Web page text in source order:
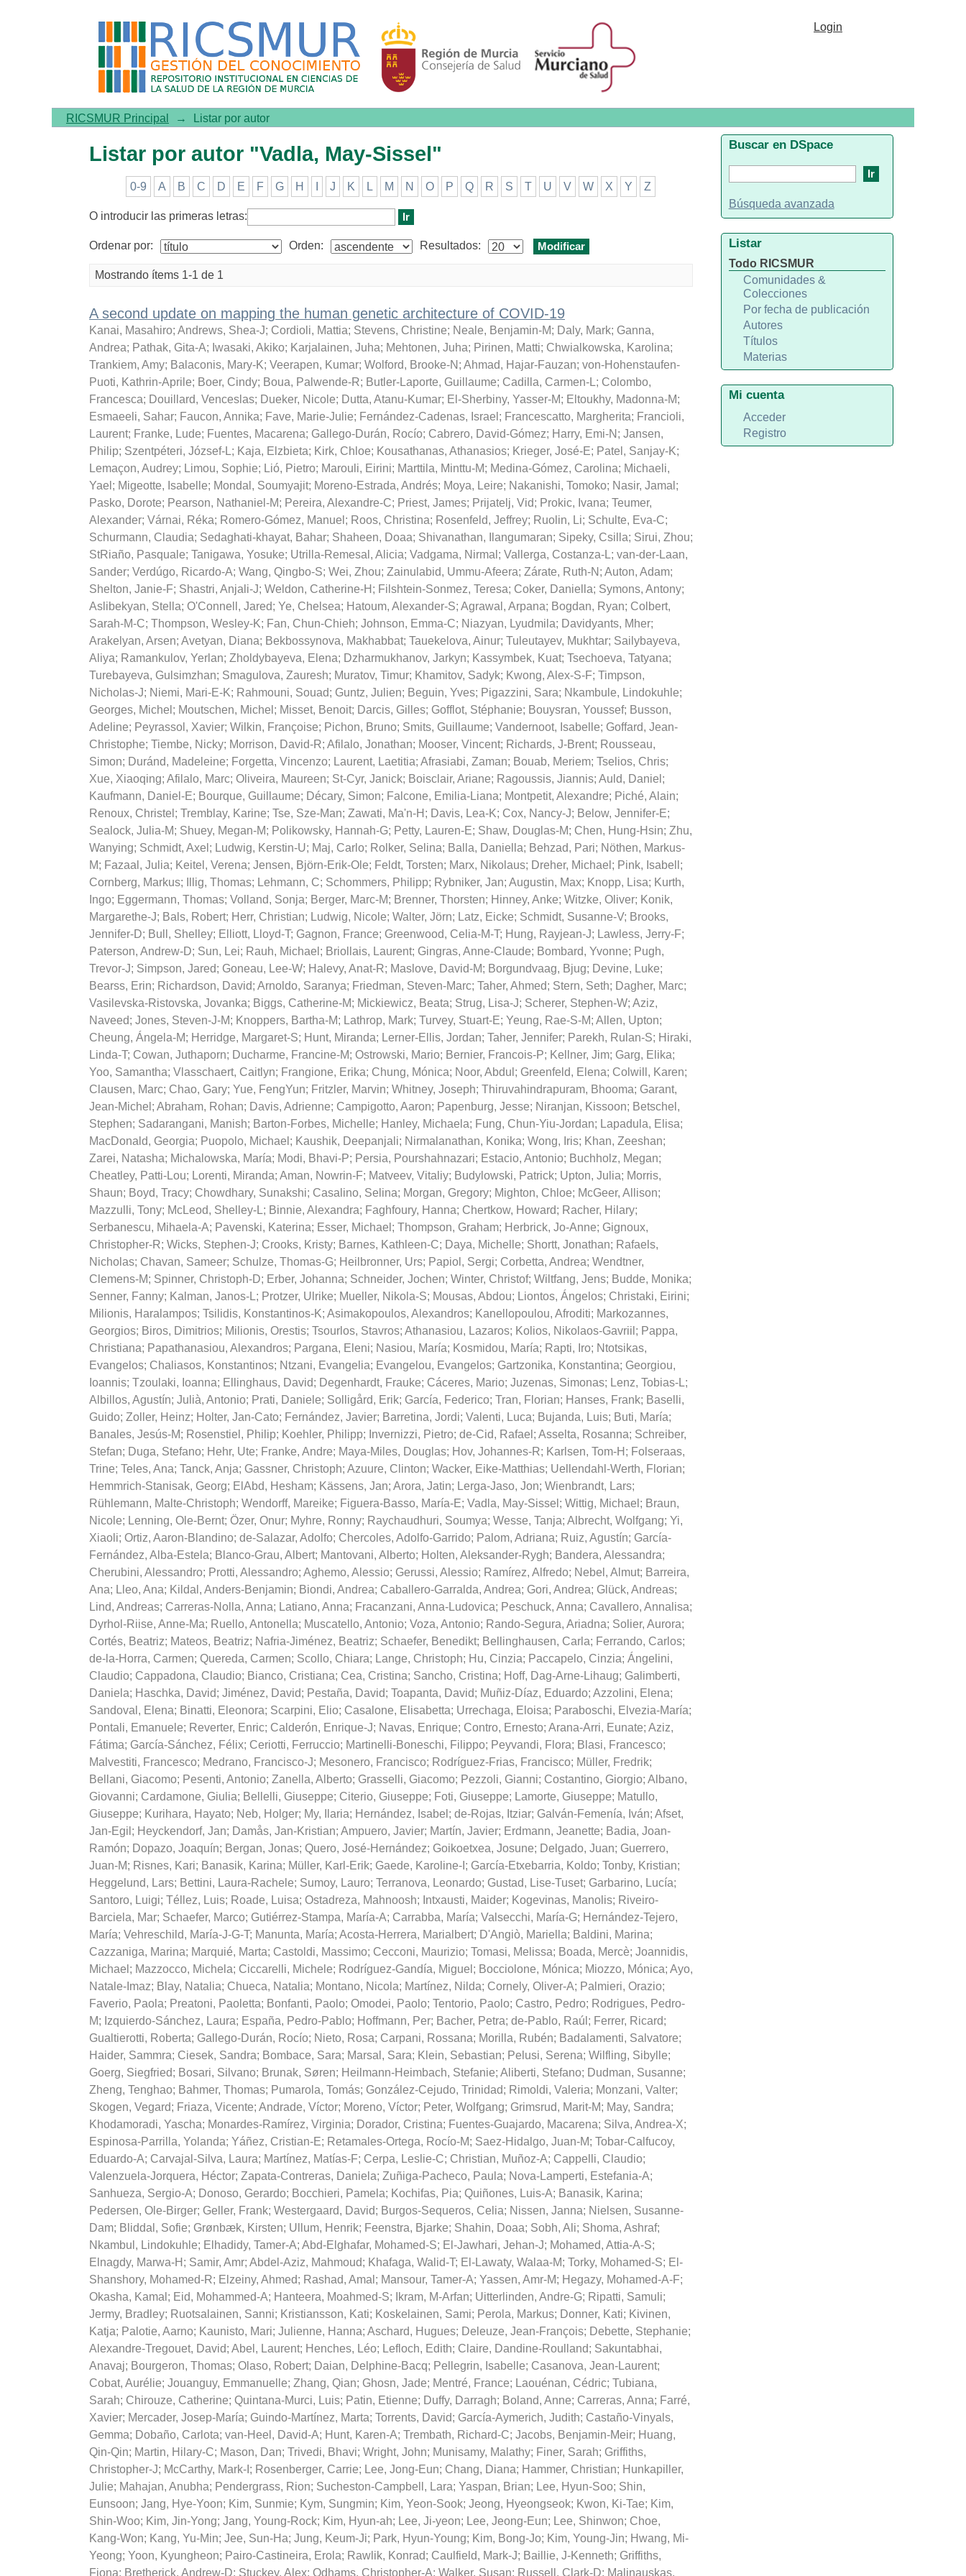
Listar por autor "Vadla, May-Sissel" Login
RICSMUR Principal → Listar por autor
Listar por autor "Vadla, May-Sissel"
0-9 A B C D E F G H J K L M N O P Q R S T U V W X Y Z
O introducir las primeras letras:
Ordenar por: Orden: Resultados:
Mostrando ítems 1-1 de 1
A second update on mapping the human genetic architecture of COVID-19
Kanai, Masahiro; Andrews, Shea-J; Cordioli, Mattia; Stevens, Christine; Neale, Benjamin-M; Daly, Mark; Ganna,
Andrea; Pathak, Gita-A; Iwasaki, Akiko; Karjalainen, Juha; Mehtonen, Juha; Pirinen, Matti; Chwialkowska, Karolina;
Trankiem, Amy; Balaconis, Mary-K; Veerapen, Kumar; Wolford, Brooke-N ; Ahmad, Hajar-Fauzan; von-Hohenstaufen-
Puoti, Kathrin-Aprile; Boer, Cindy; Boua, Palwende-R; Butler-Laporte, Guillaume; Cadilla, Carmen-L; Colombo,
Francesca; Douillard, Venceslas; Dueker, Nicole; Dutta, Atanu-Kumar; El-Sherbiny, Yasser-M; Eltoukhy, Madonna-M;
Esmaeeli, Sahar; Faucon, Annika; Fave, Marie-Julie; Fernández-Cadenas, Israel ; Francescatto, Margherita; Francioli,
Laurent; Franke, Lude; Fuentes, Macarena; Gallego-Durán, Rocío; Cabrero, David-Gómez; Harry, Emi-N ; Jansen,
Philip; Szentpéteri, József-L; Kaja, Elzbieta; Kirk, Chloe; Kousathanas, Athanasios; Krieger, José-E; Patel, Sanjay-K;
Lemaçon, Audrey; Limou, Sophie; Lió, Pietro; Marouli, Eirini; Marttila, Minttu-M; Medina-Gómez, Carolina; Michaeli,
Yael ; Migeotte, Isabelle; Mondal, Soumyajit; Moreno-Estrada, Andrés; Moya, Leire; Nakanishi, Tomoko; Nasir, Jamal ;
Pasko, Dorote; Pearson, Nathaniel-M; Pereira, Alexandre-C; Priest, James; Prijatelj, Vid; Prokic, Ivana; Teumer,
Alexander; Várnai, Réka; Romero-Gómez, Manuel ; Roos, Christina; Rosenfeld, Jeffrey; Ruolin, Li; Schulte, Eva-C;
Schurmann, Claudia; Sedaghati-khayat, Bahar; Shaheen, Doaa; Shivanathan, Ilangumaran; Sipeky, Csilla; Sirui, Zhou;
StRiaño, Pasquale; Tanigawa, Yosuke; Utrilla-Remesal, Alicia; Vadgama, Nirmal ; Vallerga, Costanza-L; van-der-Laan,
Sander; Verdúgo, Ricardo-A; Wang, Qingbo-S; Wei, Zhou; Zainulabid, Ummu-Afeera; Zárate, Ruth-N ; Auton, Adam;
Shelton, Janie-F; Shastri, Anjali-J; Weldon, Catherine-H ; Filshtein-Sonmez, Teresa; Coker, Daniella; Symons, Antony;
Aslibekyan, Stella; O'Connell, Jared; Ye, Chelsea; Hatoum, Alexander-S; Agrawal, Arpana; Bogdan, Ryan; Colbert,
Sarah-M-C; Thompson, Wesley-K; Fan, Chun-Chieh; Johnson, Emma-C; Niazyan, Lyudmila; Davidyants, Mher;
Arakelyan, Arsen; Avetyan, Diana; Bekbossynova, Makhabbat; Tauekelova, Ainur; Tuleutayev, Mukhtar; Sailybayeva,
Aliya; Ramankulov, Yerlan; Zholdybayeva, Elena; Dzharmukhanov, Jarkyn; Kassymbek, Kuat; Tsechoeva, Tatyana;
Turebayeva, Gulsimzhan; Smagulova, Zauresh; Muratov, Timur; Khamitov, Sadyk; Kwong, Alex-S-F; Timpson,
Nicholas-J; Niemi, Mari-E-K; Rahmouni, Souad; Guntz, Julien; Beguin, Yves; Pigazzini, Sara; Nkambule, Lindokuhle;
Georges, Michel ; Moutschen, Michel ; Misset, Benoit; Darcis, Gilles; Gofflot, Stéphanie; Bouysran, Youssef; Busson,
Adeline; Peyrassol, Xavier; Wilkin, Françoise; Pichon, Bruno; Smits, Guillaume; Vandernoot, Isabelle; Goffard, Jean-
Christophe; Tiembe, Nicky; Morrison, David-R; Afilalo, Jonathan; Mooser, Vincent; Richards, J-Brent; Rousseau,
Simon; Duránd, Madeleine; Forgetta, Vincenzo; Laurent, Laetitia; Afrasiabi, Zaman; Bouab, Meriem; Tselios, Chris;
Xue, Xiaoqing; Afilalo, Marc; Oliveira, Maureen; St-Cyr, Janick; Boisclair, Ariane; Ragoussis, Jiannis; Auld, Daniel ;
Kaufmann, Daniel-E; Bourque, Guillaume; Décary, Simon; Falcone, Emilia-Liana; Montpetit, Alexandre; Piché, Alain;
Renoux, Christel ; Tremblay, Karine; Tse, Sze-Man; Zawati, Ma'n-H ; Davis, Lea-K; Cox, Nancy-J; Below, Jennifer-E;
Sealock, Julia-M; Shuey, Megan-M; Polikowsky, Hannah-G; Petty, Lauren-E; Shaw, Douglas-M; Chen, Hung-Hsin; Zhu,
Wanying; Schmidt, Axel ; Ludwig, Kerstin-U; Maj, Carlo; Rolker, Selina; Balla, Daniella; Behzad, Pari; Nöthen, Markus-
M; Fazaal, Julia; Keitel, Verena; Jensen, Björn-Erik-Ole; Feldt, Torsten; Marx, Nikolaus; Dreher, Michael ; Pink, Isabell ;
Cornberg, Markus; Illig, Thomas; Lehmann, C; Schommers, Philipp; Rybniker, Jan; Augustin, Max; Knopp, Lisa; Kurth,
Ingo; Eggermann, Thomas; Volland, Sonja; Berger, Marc-M; Brenner, Thorsten; Hinney, Anke; Witzke, Oliver; Konik,
Margarethe-J; Bals, Robert; Herr, Christian; Ludwig, Nicole; Walter, Jörn; Latz, Eicke; Schmidt, Susanne-V; Brooks,
Jennifer-D; Bull, Shelley; Elliott, Lloyd-T; Gagnon, France; Greenwood, Celia-M-T; Hung, Rayjean-J; Lawless, Jerry-F;
Paterson, Andrew-D; Sun, Lei; Rauh, Michael ; Briollais, Laurent; Gingras, Anne-Claude; Bombard, Yvonne; Pugh,
Trevor-J; Simpson, Jared; Goneau, Lee-W; Halevy, Anat-R; Maslove, David-M; Borgundvaag, Bjug; Devine, Luke;
Bearss, Erin; Richardson, David; Arnoldo, Saranya; Friedman, Steven-Marc; Taher, Ahmed; Stern, Seth; Dagher, Marc;
Vasilevska-Ristovska, Jovanka; Biggs, Catherine-M; Mickiewicz, Beata; Strug, Lisa-J; Scherer, Stephen-W; Aziz,
Naveed; Jones, Steven-J-M; Knoppers, Bartha-M; Lathrop, Mark; Turvey, Stuart-E; Yeung, Rae-S-M; Allen, Upton;
Cheung, Ángela-M; Herridge, Margaret-S; Hunt, Miranda; Lerner-Ellis, Jordan; Taher, Jennifer; Parekh, Rulan-S; Hiraki,
Linda-T; Cowan, Juthaporn; Ducharme, Francine-M; Ostrowski, Mario; Bernier, Francois-P; Kellner, Jim; Garg, Elika;
Yoo, Samantha; Vlasschaert, Caitlyn; Frangione, Erika; Chung, Mónica; Noor, Abdul ; Greenfeld, Elena; Colwill, Karen;
Clausen, Marc; Chao, Gary; Yue, FengYun; Fritzler, Marvin; Whitney, Joseph; Thiruvahindrapuram, Bhooma; Garant,
Jean-Michel ; Abraham, Rohan; Davis, Adrienne; Campigotto, Aaron; Papenburg, Jesse; Niranjan, Kissoon; Betschel,
Stephen; Sadarangani, Manish; Barton-Forbes, Michelle; Hanley, Michaela; Fung, Chun-Yiu-Jordan; Lapadula, Elisa;
MacDonald, Georgia; Puopolo, Michael ; Kaushik, Deepanjali; Nirmalanathan, Konika; Wong, Iris; Khan, Zeeshan;
Zarei, Natasha; Michalowska, María; Modi, Bhavi-P; Persia, Pourshahnazari; Estacio, Antonio; Buchholz, Megan;
Cheatley, Patti-Lou; Lorenti, Miranda; Aman, Nowrin-F; Matveev, Vitaliy; Budylowski, Patrick; Upton, Julia; Morris,
Shaun; Boyd, Tracy; Chowdhary, Sunakshi; Casalino, Selina; Morgan, Gregory; Mighton, Chloe; McGeer, Allison;
Mazzulli, Tony; McLeod, Shelley-L; Binnie, Alexandra; Faghfoury, Hanna; Chertkow, Howard; Racher, Hilary;
Serbanescu, Mihaela-A; Pavenski, Katerina; Esser, Michael ; Thompson, Graham; Herbrick, Jo-Anne; Gignoux,
Christopher-R; Wicks, Stephen-J; Crooks, Kristy; Barnes, Kathleen-C; Daya, Michelle; Shortt, Jonathan; Rafaels,
Nicholas; Chavan, Sameer; Schulze, Thomas-G; Heilbronner, Urs; Papiol, Sergi; Corbetta, Andrea; Wendtner,
Clemens-M; Spinner, Christoph-D; Erber, Johanna; Schneider, Jochen; Winter, Christof; Wiltfang, Jens; Budde, Monika;
Senner, Fanny; Kalman, Janos-L; Protzer, Ulrike; Mueller, Nikola-S; Mousas, Abdou; Liontos, Ángelos; Christaki, Eirini;
Milionis, Haralampos; Tsilidis, Konstantinos-K; Asimakopoulos, Alexandros; Kanellopoulou, Afroditi; Markozannes,
Georgios; Biros, Dimitrios; Milionis, Orestis; Tsourlos, Stavros; Athanasiou, Lazaros; Kolios, Nikolaos-Gavriil ; Pappa,
Christiana; Papathanasiou, Alexandros; Pargana, Eleni; Nasiou, María; Kosmidou, María; Rapti, Iro; Ntotsikas,
Evangelos; Chaliasos, Konstantinos; Ntzani, Evangelia; Evangelou, Evangelos; Gartzonika, Konstantina; Georgiou,
Ioannis; Tzoulaki, Ioanna; Ellinghaus, David; Degenhardt, Frauke; Cáceres, Mario; Juzenas, Simonas; Lenz, Tobias-L;
Albillos, Agustín; Julià, Antonio; Prati, Daniele; Solligård, Erik; García, Federico; Tran, Florian; Hanses, Frank; Baselli,
Guido; Zoller, Heinz; Holter, Jan-Cato; Fernández, Javier; Barretina, Jordi; Valenti, Luca; Bujanda, Luis; Buti, María;
Banales, Jesús-M; Rosenstiel, Philip; Koehler, Philipp; Invernizzi, Pietro; de-Cid, Rafael ; Asselta, Rosanna; Schreiber,
Stefan; Duga, Stefano; Hehr, Ute; Franke, Andre; Maya-Miles, Douglas; Hov, Johannes-R; Karlsen, Tom-H ; Folseraas,
Trine; Teles, Ana; Tanck, Anja; Gassner, Christoph; Azuure, Clinton; Wacker, Eike-Matthias; Uellendahl-Werth, Florian;
Hemmrich-Stanisak, Georg; ElAbd, Hesham; Kässens, Jan; Arora, Jatin; Lerga-Jaso, Jon; Wienbrandt, Lars;
Rühlemann, Malte-Christoph; Wendorff, Mareike; Figuera-Basso, María-E; Vadla, May-Sissel ; Wittig, Michael ; Braun,
Nicole; Lenning, Ole-Bernt; Özer, Onur; Myhre, Ronny; Raychaudhuri, Soumya; Wesse, Tanja; Albrecht, Wolfgang; Yi,
Xiaoli; Ortiz, Aaron-Blandino; de-Salazar, Adolfo; Chercoles, Adolfo-Garrido; Palom, Adriana; Ruiz, Agustín; García-
Fernández, Alba-Estela; Blanco-Grau, Albert; Mantovani, Alberto; Holten, Aleksander-Rygh; Bandera, Alessandra;
Cherubini, Alessandro; Protti, Alessandro; Aghemo, Alessio; Gerussi, Alessio; Ramírez, Alfredo; Nebel, Almut; Barreira,
Ana; Lleo, Ana; Kildal, Anders-Benjamin; Biondi, Andrea; Caballero-Garralda, Andrea; Gori, Andrea; Glück, Andreas;
Lind, Andreas; Carreras-Nolla, Anna; Latiano, Anna; Fracanzani, Anna-Ludovica; Peschuck, Anna; Cavallero, Annalisa;
Dyrhol-Riise, Anne-Ma; Ruello, Antonella; Muscatello, Antonio; Voza, Antonio; Rando-Segura, Ariadna; Solier, Aurora;
Cortés, Beatriz; Mateos, Beatriz; Nafria-Jiménez, Beatriz; Schaefer, Benedikt; Bellinghausen, Carla; Ferrando, Carlos;
de-la-Horra, Carmen; Quereda, Carmen; Scollo, Chiara; Lange, Christoph; Hu, Cinzia; Paccapelo, Cinzia; Ángelini,
Claudio; Cappadona, Claudio; Bianco, Cristiana; Cea, Cristina; Sancho, Cristina; Hoff, Dag-Arne-Lihaug; Galimberti,
Daniela; Haschka, David; Jiménez, David; Pestaña, David; Toapanta, David; Muñiz-Díaz, Eduardo; Azzolini, Elena;
Sandoval, Elena; Binatti, Eleonora; Scarpini, Elio; Casalone, Elisabetta; Urrechaga, Eloisa; Paraboschi, Elvezia-María;
Pontali, Emanuele; Reverter, Enric; Calderón, Enrique-J; Navas, Enrique; Contro, Ernesto; Arana-Arri, Eunate; Aziz,
Fátima; García-Sánchez, Félix; Ceriotti, Ferruccio; Martinelli-Boneschi, Filippo; Peyvandi, Flora; Blasi, Francesco;
Malvestiti, Francesco; Medrano, Francisco-J; Mesonero, Francisco; Rodríguez-Frias, Francisco; Müller, Fredrik;
Bellani, Giacomo; Pesenti, Antonio; Zanella, Alberto; Grasselli, Giacomo; Pezzoli, Gianni; Costantino, Giorgio; Albano,
Giovanni; Cardamone, Giulia; Bellelli, Giuseppe; Citerio, Giuseppe; Foti, Giuseppe; Lamorte, Giuseppe; Matullo,
Giuseppe; Kurihara, Hayato; Neb, Holger; My, Ilaria; Hernández, Isabel ; de-Rojas, Itziar; Galván-Femenía, Iván; Afset,
Jan-Egil ; Heyckendorf, Jan; Damås, Jan-Kristian; Ampuero, Javier; Martín, Javier; Erdmann, Jeanette; Badia, Joan-
Ramón; Dopazo, Joaquín; Bergan, Jonas; Quero, José-Hernández; Goikoetxea, Josune; Delgado, Juan; Guerrero,
Juan-M; Risnes, Kari; Banasik, Karina; Müller, Karl-Erik; Gaede, Karoline-I ; García-Etxebarria, Koldo; Tonby, Kristian;
Heggelund, Lars; Bettini, Laura-Rachele; Sumoy, Lauro; Terranova, Leonardo; Gustad, Lise-Tuset; Garbarino, Lucía;
Santoro, Luigi; Téllez, Luis; Roade, Luisa; Ostadreza, Mahnoosh; Intxausti, Maider; Kogevinas, Manolis; Riveiro-
Barciela, Mar; Schaefer, Marco; Gutiérrez-Stampa, María-A; Carrabba, María; Valsecchi, María-G; Hernández-Tejero,
María; Vehreschild, María-J-G-T; Manunta, María; Acosta-Herrera, Marialbert; D'Angiò, Mariella; Baldini, Marina;
Cazzaniga, Marina; Marquié, Marta; Castoldi, Massimo; Cecconi, Maurizio; Tomasi, Melissa; Boada, Mercè; Joannidis,
Michael ; Mazzocco, Michela; Ciccarelli, Michele; Rodríguez-Gandía, Miguel ; Bocciolone, Mónica; Miozzo, Mónica; Ayo,
Natale-Imaz; Blay, Natalia; Chueca, Natalia; Montano, Nicola; Martínez, Nilda; Cornely, Oliver-A; Palmieri, Orazio;
Faverio, Paola; Preatoni, Paoletta; Bonfanti, Paolo; Omodei, Paolo; Tentorio, Paolo; Castro, Pedro; Rodrigues, Pedro-
M; Izquierdo-Sánchez, Laura; España, Pedro-Pablo; Hoffmann, Per; Bacher, Petra; de-Pablo, Raúl ; Ferrer, Ricard;
Gualtierotti, Roberta; Gallego-Durán, Rocío; Nieto, Rosa; Carpani, Rossana; Morilla, Rubén; Badalamenti, Salvatore;
Haider, Sammra; Ciesek, Sandra; Bombace, Sara; Marsal, Sara; Klein, Sebastian; Pelusi, Serena; Wilfling, Sibylle;
Goerg, Siegfried; Bosari, Silvano; Brunak, Søren; Heilmann-Heimbach, Stefanie; Aliberti, Stefano; Dudman, Susanne;
Zheng, Tenghao; Bahmer, Thomas; Pumarola, Tomás; González-Cejudo, Trinidad; Rimoldi, Valeria; Monzani, Valter;
Skogen, Vegard; Friaza, Vicente; Andrade, Víctor; Moreno, Víctor; Peter, Wolfgang; Grimsrud, Marit-M; May, Sandra;
Khodamoradi, Yascha; Monardes-Ramírez, Virginia; Dorador, Cristina; Fuentes-Guajardo, Macarena; Silva, Andrea-X;
Espinosa-Parrilla, Yolanda; Yáñez, Cristian-E; Retamales-Ortega, Rocío-M; Saez-Hidalgo, Juan-M; Tobar-Calfucoy,
Eduardo-A; Carvajal-Silva, Laura; Martínez, Matías-F; Cerpa, Leslie-C; Christian, Muñoz-A; Cappelli, Claudio;
Valenzuela-Jorquera, Héctor; Zapata-Contreras, Daniela; Zuñiga-Pacheco, Paula; Nova-Lamperti, Estefania-A;
Sanhueza, Sergio-A; Donoso, Gerardo; Bocchieri, Pamela; Kochifas, Pia; Quiñones, Luis-A; Banasik, Karina;
Pedersen, Ole-Birger; Geller, Frank; Westergaard, David; Burgos-Sequeros, Celia; Nissen, Janna; Nielsen, Susanne-
Dam; Bliddal, Sofie; Grønbæk, Kirsten; Ullum, Henrik; Feenstra, Bjarke; Shahin, Doaa; Sobh, Ali; Shoma, Ashraf;
Nkambul, Lindokuhle; Elhadidy, Tamer-A; Abd-Elghafar, Mohamed-S; El-Jawhari, Jehan-J; Mohamed, Attia-A-S;
Elnagdy, Marwa-H ; Samir, Amr; Abdel-Aziz, Mahmoud; Khafaga, Walid-T; El-Lawaty, Walaa-M; Torky, Mohamed-S; El-
Shanshory, Mohamed-R; Elzeiny, Ahmed; Rashad, Amal ; Mansour, Tamer-A; Yassen, Amr-M; Hegazy, Mohamed-A-F;
Okasha, Kamal ; Eid, Mohammed-A; Hanteera, Moahmed-S; Ikram, M-Arfan; Uitterlinden, Andre-G; Ripatti, Samuli;
Jermy, Bradley; Ruotsalainen, Sanni; Kristiansson, Kati; Koskelainen, Sami; Perola, Markus; Donner, Kati; Kivinen,
Katja; Palotie, Aarno; Kaunisto, Mari; Julienne, Hanna; Aschard, Hugues; Deleuze, Jean-François; Debette, Stephanie;
Alexandre-Tregouet, David; Abel, Laurent; Henches, Léo; Lefloch, Edith; Claire, Dandine-Roulland; Sakuntabhai,
Anavaj; Bourgeron, Thomas; Olaso, Robert; Daian, Delphine-Bacq; Pellegrin, Isabelle; Casanova, Jean-Laurent;
Cobat, Aurélie; Jouanguy, Emmanuelle; Zhang, Qian; Ghosn, Jade; Mentré, France; Laouénan, Cédric; Tubiana,
Sarah; Chirouze, Catherine; Quintana-Murci, Luis; Patin, Etienne; Duffy, Darragh; Boland, Anne; Carreras, Anna; Farré,
Xavier; Mercader, Josep-María; Guindo-Martínez, Marta; Torrents, David; García-Aymerich, Judith; Castaño-Vinyals,
Gemma; Dobaño, Carlota; van-Heel, David-A; Hunt, Karen-A; Trembath, Richard-C; Jacobs, Benjamin-Meir; Huang,
Qin-Qin; Martin, Hilary-C; Mason, Dan; Trivedi, Bhavi; Wright, John; Munisamy, Malathy; Finer, Sarah; Griffiths,
Christopher-J; McCarthy, Mark-I ; Rosenberger, Carrie; Lee, Jong-Eun; Chang, Diana; Hammer, Christian; Hunkapiller,
Julie; Mahajan, Anubha; Pendergrass, Rion; Sucheston-Campbell, Lara; Yaspan, Brian; Lee, Hyun-Soo; Shin,
Eunsoon; Jang, Hye-Yoon; Kim, Sunmie; Kym, Sungmin; Kim, Yeon-Sook; Jeong, Hyeongseok; Kwon, Ki-Tae; Kim,
Shin-Woo; Kim, Jin-Yong; Jang, Young-Rock; Kim, Hyun-ah; Lee, Ji-yeon; Lee, Jeong-Eun; Lee, Shinwon; Choe,
Kang-Won; Kang, Yu-Min; Jee, Sun-Ha; Jung, Keum-Ji; Park, Hyun-Young; Kim, Bong-Jo; Kim, Young-Jin; Hwang, Mi-
Yeong; Yoon, Kyungheon; Pairo-Castineira, Erola; Rawlik, Konrad; Caulfield, Mark-J; Baillie, J-Kenneth; Griffiths,
Fiona; Bretherick, Andrew-D; Stuckey, Alex; Odhams, Christopher-A; Walker, Susan; Russell, Clark-D; Malinauskas,
Buscar en DSpace
Búsqueda avanzada
Listar
Todo RICSMUR
Comunidades &
Colecciones
Por fecha de publicación
Autores
Títulos
Materias
Mi cuenta
Acceder
Registro